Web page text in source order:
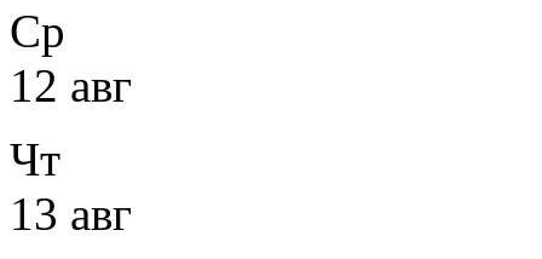
Ср
12 авг
Чт
13 авг